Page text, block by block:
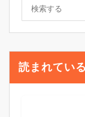
読まれてい